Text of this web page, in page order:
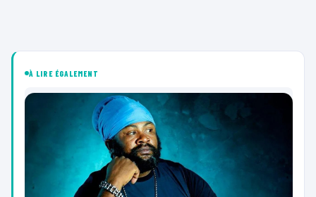
À LIRE ÉGALEMENT